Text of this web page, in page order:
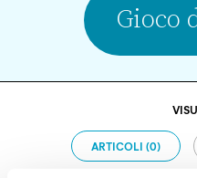
Gioco
ARTICOLI (0)